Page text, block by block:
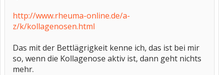
http://www.rheuma-online.de/a-
z/k/kollagenosen.html
Das mit der Bettlägrigkeit kenne ich, das ist bei mir
so, wenn die Kollagenose aktiv ist, dann geht nichts
mehr.